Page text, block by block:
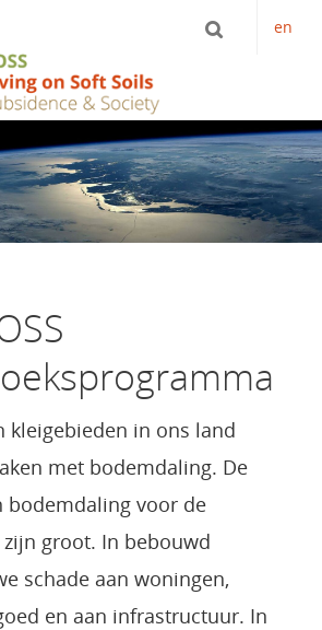
en
kleigebieden in ons land
met bodemdaling. De
bodemdaling voor de
groot. In bebouwd
schade aan woningen,
en aan infrastructuur. In